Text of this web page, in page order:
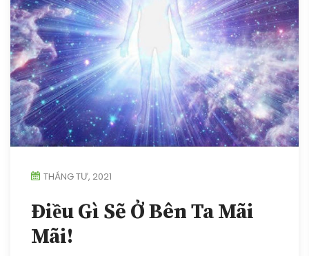
THÁNG TƯ, 2021
Điều Gì Sẽ Ở Bên Ta Mãi
Mãi!